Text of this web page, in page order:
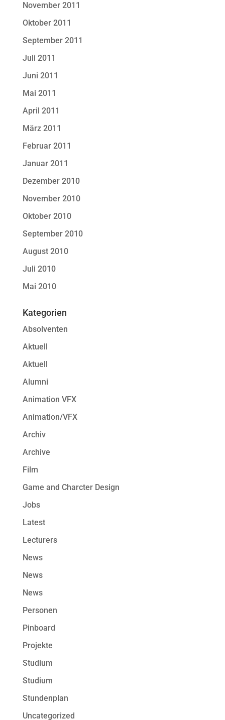
November 2011
Oktober 2011
September 2011
Juli 2011
Juni 2011
Mai 2011
April 2011
März 2011
Februar 2011
Januar 2011
Dezember 2010
November 2010
Oktober 2010
September 2010
August 2010
Juli 2010
Mai 2010
Kategorien
Absolventen
Aktuell
Aktuell
Alumni
Animation VFX
Animation/VFX
Archiv
Archive
Film
Game and Charcter Design
Jobs
Latest
Lecturers
News
News
News
Personen
Pinboard
Projekte
Studium
Studium
Stundenplan
Uncategorized